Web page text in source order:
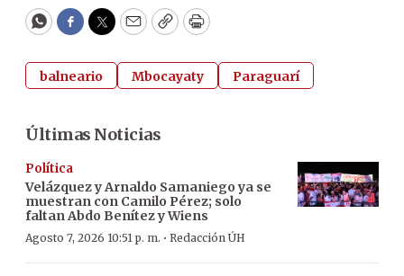
WhatsApp
Facebook
Twitter
EmailCopyPrint
balneario Mbocayaty Paraguarí
Últimas Noticias
Política
Velázquez y Arnaldo Samaniego ya se
muestran con Camilo Pérez; solo
faltan Abdo Benítez y Wiens
Agosto 7, 2026 10:51 p. m. · Redacción ÚH